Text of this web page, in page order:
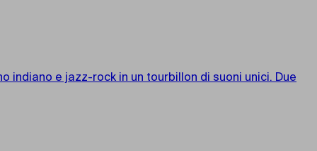
indiano e jazz-rock in un tourbillon di suoni unici. Due